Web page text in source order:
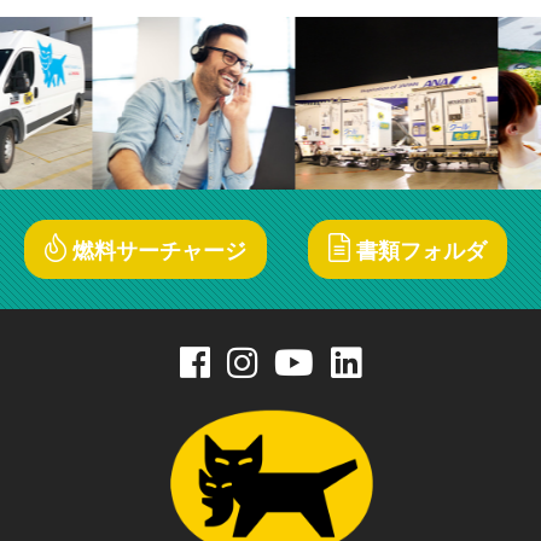
燃料サーチャージ 書類フォルダ